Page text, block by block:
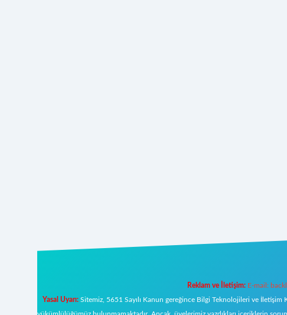
Reklam ve İletişim: E-mail:
Yasal Uyarı:Sitemiz, 5651 Sayılı Kanun gereğince Bilgi Teknolojileri ve İletişim